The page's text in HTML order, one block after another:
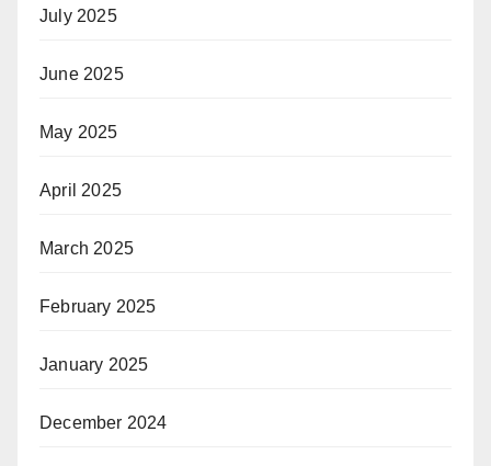
July 2025
June 2025
May 2025
April 2025
March 2025
February 2025
January 2025
December 2024